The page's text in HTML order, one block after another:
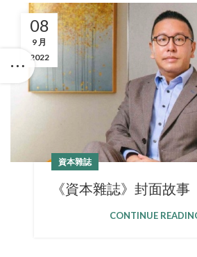
08
9 月
2022
資本雜誌
《資本雜誌》封面故事
CONTINUE